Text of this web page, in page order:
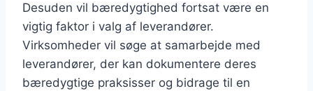
Desuden vil bæredygtighed fortsat være en
vigtig faktor i valg af leverandører.
Virksomheder vil søge at samarbejde med
leverandører, der kan dokumentere deres
bæredygtige praksisser og bidrage til en